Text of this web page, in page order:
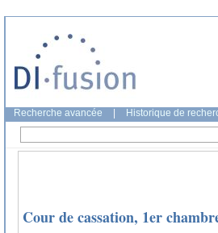
Recherche avancée Historique de
Cour de cassation, 1er